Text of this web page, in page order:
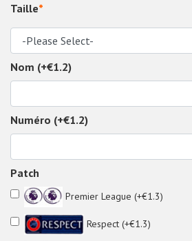
Taille*
Nom (+€1.2)
Numéro (+€1.2)
Patch
Premier League (+€1.3)
Respect (+€1.3)